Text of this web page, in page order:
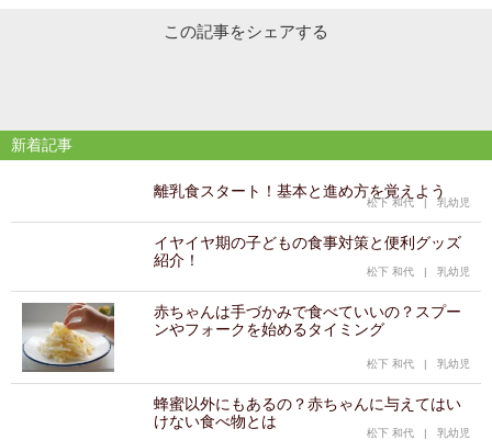
この記事をシェアする
新着記事
離乳食スタート！基本と進め方を覚えよう
松下 和代 | 乳幼児
イヤイヤ期の子どもの食事対策と便利グッズ
紹介！
松下 和代 | 乳幼児
赤ちゃんは手づかみで食べていいの？スプー
ンやフォークを始めるタイミング
松下 和代 | 乳幼児
蜂蜜以外にもあるの？赤ちゃんに与えてはい
けない食べ物とは
松下 和代 | 乳幼児